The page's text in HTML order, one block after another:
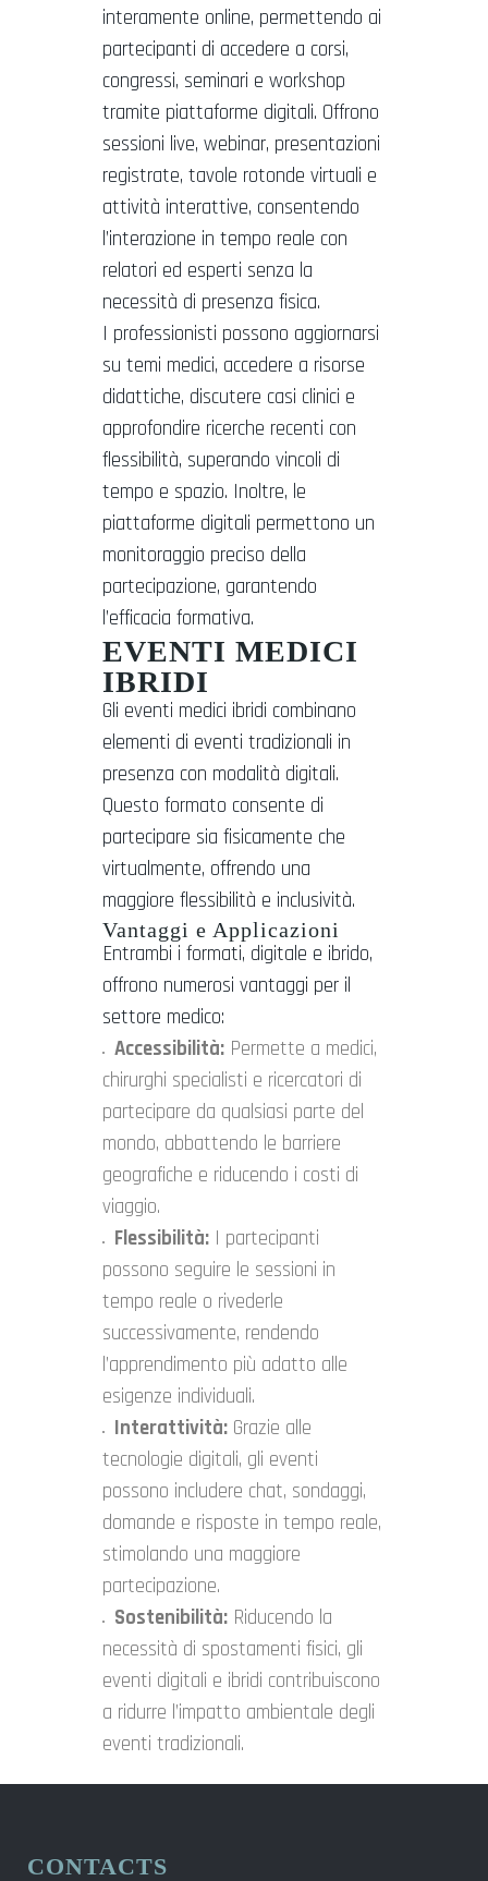
interamente online, permettendo ai
partecipanti di accedere a corsi,
congressi, seminari e workshop
tramite piattaforme digitali. Offrono
sessioni live, webinar, presentazioni
registrate, tavole rotonde virtuali e
attività interattive, consentendo
l’interazione in tempo reale con
relatori ed esperti senza la
necessità di presenza fisica.
I professionisti possono aggiornarsi
su temi medici, accedere a risorse
didattiche, discutere casi clinici e
approfondire ricerche recenti con
flessibilità, superando vincoli di
tempo e spazio. Inoltre, le
piattaforme digitali permettono un
monitoraggio preciso della
partecipazione, garantendo
l’efficacia formativa.
EVENTI MEDICI
IBRIDI
Gli eventi medici ibridi combinano
elementi di eventi tradizionali in
presenza con modalità digitali.
Questo formato consente di
partecipare sia fisicamente che
virtualmente, offrendo una
maggiore flessibilità e inclusività.
Vantaggi e Applicazioni
Entrambi i formati, digitale e ibrido,
offrono numerosi vantaggi per il
settore medico:
Accessibilità: Permette a medici,
chirurghi specialisti e ricercatori di
partecipare da qualsiasi parte del
mondo, abbattendo le barriere
geografiche e riducendo i costi di
viaggio.
Flessibilità: I partecipanti
possono seguire le sessioni in
tempo reale o rivederle
successivamente, rendendo
l’apprendimento più adatto alle
esigenze individuali.
Interattività: Grazie alle
tecnologie digitali, gli eventi
possono includere chat, sondaggi,
domande e risposte in tempo reale,
stimolando una maggiore
partecipazione.
Sostenibilità: Riducendo la
necessità di spostamenti fisici, gli
eventi digitali e ibridi contribuiscono
a ridurre l’impatto ambientale degli
eventi tradizionali.
CONTACTS